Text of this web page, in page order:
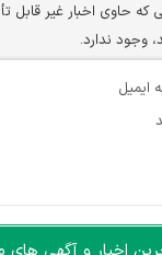
که حاوی اخبار غیر قابل
وجود ندارد.
می باشند وجود ندارد.
کاربرانی که به هر
و کنایه به سایر
هرگونه ملاقات
ایمیل